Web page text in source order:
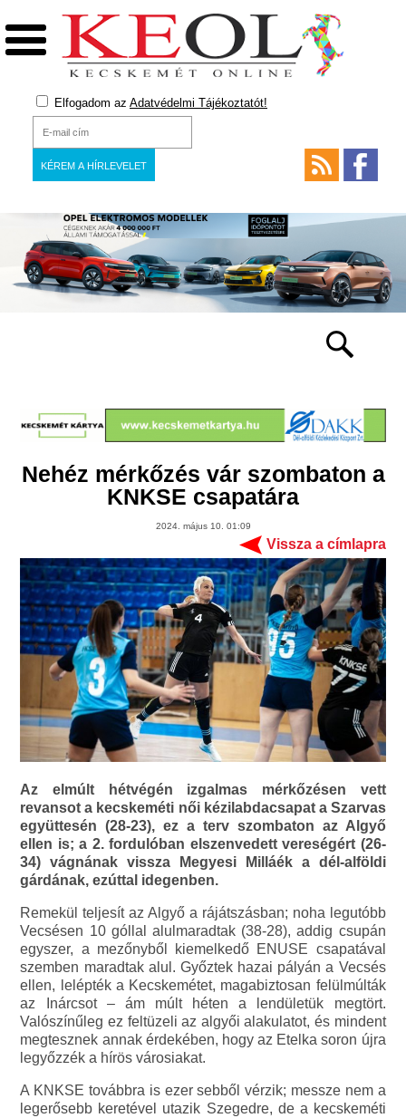
Elfogadom az Adatvédelmi Tájékoztatót!
Nehéz mérkőzés vár szombaton a
KNKSE csapatára
2024. május 10. 01:09
Vissza a címlapra
Az elmúlt hétvégén izgalmas mérkőzésen vett
revansot a kecskeméti női kézilabdacsapat a Szarvas
együttesén (28-23), ez a terv szombaton az Algyő
ellen is; a 2. fordulóban elszenvedett vereségért (26-
34) vágnának vissza Megyesi Milláék a dél-alföldi
gárdának, ezúttal idegenben.
Remekül teljesít az Algyő a rájátszásban; noha legutóbb
Vecsésen 10 góllal alulmaradtak (38-28), addig csupán
egyszer, a mezőnyből kiemelkedő ENUSE csapatával
szemben maradtak alul. Győztek hazai pályán a Vecsés
ellen, lelépték a Kecskemétet, magabiztosan felülmúlták
az Inárcsot – ám múlt héten a lendületük megtört.
Valószínűleg ez feltüzeli az algyői alakulatot, és mindent
megtesznek annak érdekében, hogy az Etelka soron újra
legyőzzék a hírös városiakat.
A KNKSE továbbra is ezer sebből vérzik; messze nem a
legerősebb keretével utazik Szegedre, de a kecskeméti